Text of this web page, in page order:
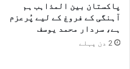
پاکستان بین المذاہب ہم
آہنگی کے فروغ کے لیے پُرعزم
ہے، سردار محمد یوسف
2 دن پہلے